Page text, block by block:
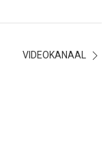
VIDEOKANAAL